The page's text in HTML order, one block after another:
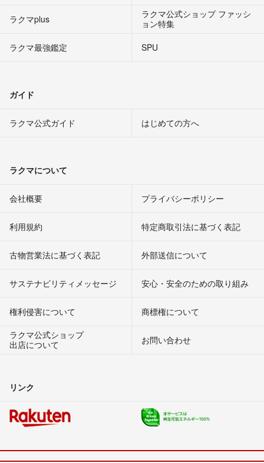
ラクマplus
ラクマ公式ショップ ファッシ
ョン特集
ラクマ最強鑑定
SPU
ガイド
ラクマ公式ガイド はじめての方へ
ラクマについて
会社概要 プライバシーポリシー
利用規約 特定商取引法に基づく表記
古物営業法に基づく表記 外部送信について
サステナビリティメッセージ 安心・安全のための取り組み
権利侵害について
商標権について
ラクマ公式ショップ
出店について
お問い合わせ
リンク